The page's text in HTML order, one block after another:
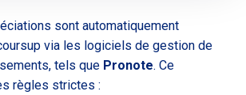
sont automatiquement
via les logiciels de gestion de
tels que Pronote. Ce
règles strictes :